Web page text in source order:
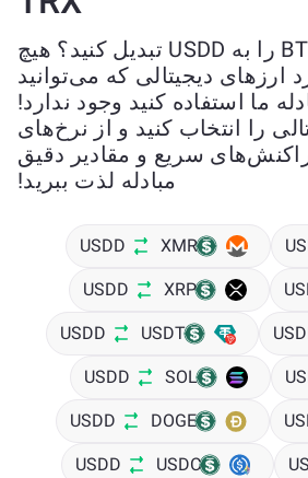
آیا نمی‌خواهید BTC را به USDD تبدیل کنید؟ هیچ
ارزهای دیجیتالی که می‌توانید
ما استفاده کنید وجود ندارد!
را انتخاب کنید و از نرخ‌های
سریع و مقادیر دقیق
مبادله لذت ببرید!
XMR
USDD
XRP
USDD
USDT
USDD
SOL
USDD
DOGE
USDD
USDC
USDD